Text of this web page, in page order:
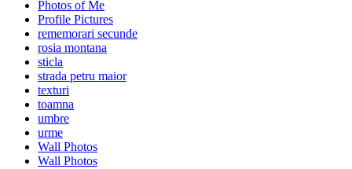
Photos of Me
Profile Pictures
rememorari secunde
rosia montana
sticla
strada petru maior
texturi
toamna
umbre
urme
Wall Photos
Wall Photos